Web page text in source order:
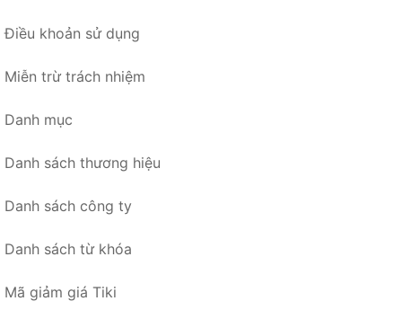
Điều khoản sử dụng
Miễn trừ trách nhiệm
Danh mục
Danh sách thương hiệu
Danh sách công ty
Danh sách từ khóa
Mã giảm giá Tiki